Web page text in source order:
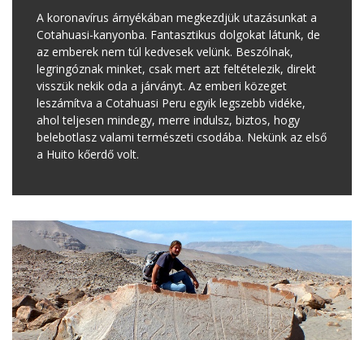
A koronavírus árnyékában megkezdjük utazásunkat a
Cotahuasi-kanyonba. Fantasztikus dolgokat látunk, de
az emberek nem túl kedvesek velünk. Beszólnak,
legringóznak minket, csak mert azt feltételezik, direkt
visszük nekik oda a járványt. Az emberi közeget
leszámítva a Cotahuasi Peru egyik legszebb vidéke,
ahol teljesen mindegy, merre indulsz, biztos, hogy
belebotlasz valami természeti csodába. Nekünk az első
a Huito kőerdő volt.